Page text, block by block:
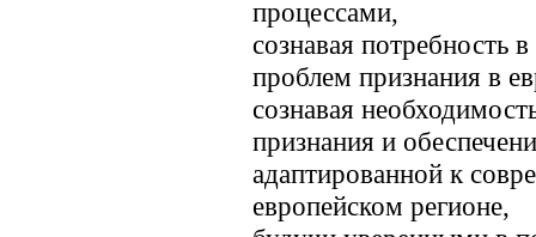
процессами,
сознавая потребность
проблем признания в
сознавая
признания и
адаптированной к
европейском регионе,